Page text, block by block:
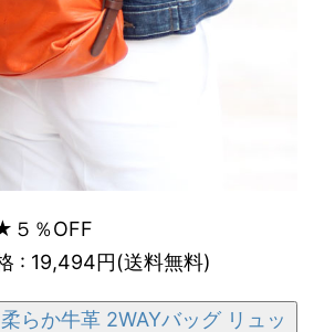
５％OFF
: 19,494円(送料無料)
らか牛革 2WAYバッグ リュッ